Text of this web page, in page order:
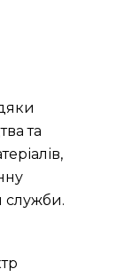
та
служби.